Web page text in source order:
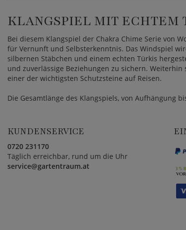
KLANGSPIEL MIT ECHTEM
Bei diesem Klangspiel der Chakra Chime Serie von
für Vernunft und Selbsterkenntnis. Das Windspiel
silbernen Stäbchen und einem echten Türkis
und zuverlässige Beziehungen zu sichern.
einer der wichtigsten Schutzsteine auf Reisen.
Die Gesamtlänge des Klangspiels, von Aufhängung
KUNDENSERVICE
0720 231170
Täglich erreichbar, rund um die Uhr
service@gartentraum.at